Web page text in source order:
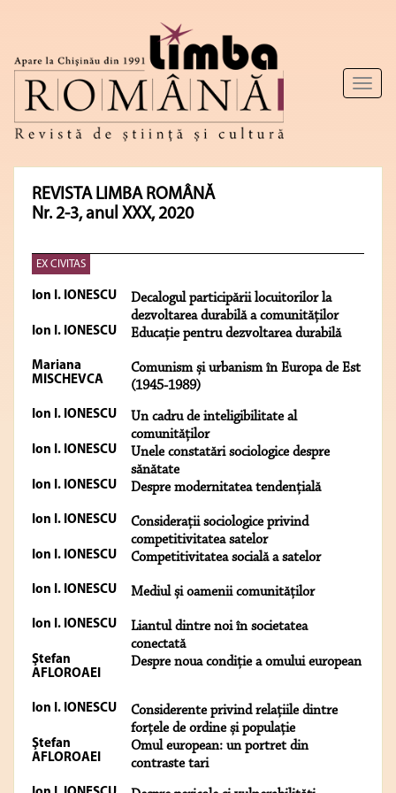
Toggle
REVISTA LIMBA ROMÂNĂ
Nr. 2-3, anul XXX, 2020
EX CIVITAS
Ion I. IONESCU
Decalogul participării locuitorilor la
dezvoltarea durabilă a comunităților
Ion I. IONESCU Educație pentru dezvoltarea durabilă
Mariana
MISCHEVCA
Comunism și urbanism în Europa de Est
(1945-1989)
Ion I. IONESCU
Un cadru de inteligibilitate al
comunităţilor
Ion I. IONESCU
Unele constatări sociologice despre
sănătate
Ion I. IONESCU Despre modernitatea tendențială
Ion I. IONESCU
Considerații sociologice privind
competitivitatea satelor
Ion I. IONESCU Competitivitatea socială a satelor
Ion I. IONESCU Mediul și oamenii comunităților
Ion I. IONESCU
Liantul dintre noi în societatea
conectată
Ştefan
AFLOROAEI
Despre noua condiție a omului european
Ion I. IONESCU
Considerente privind relațiile dintre
forțele de ordine și populație
Ştefan
AFLOROAEI
Omul european: un portret din
contraste tari